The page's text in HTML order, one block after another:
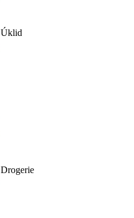
Úklid
Drogerie